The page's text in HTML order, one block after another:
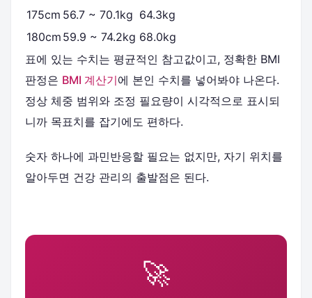
175cm 56.7 ~ 70.1kg 64.3kg
180cm 59.9 ~ 74.2kg 68.0kg
표에 있는 수치는 평균적인 참고값이고, 정확한 BMI
판정은 BMI 계산기에 본인 수치를 넣어봐야 나온다.
정상 체중 범위와 조정 필요량이 시각적으로 표시되
니까 목표치를 잡기에도 편하다.
숫자 하나에 과민반응할 필요는 없지만, 자기 위치를
알아두면 건강 관리의 출발점은 된다.
🚀